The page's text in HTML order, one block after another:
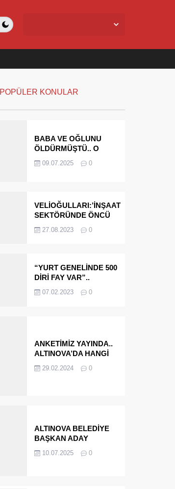
POPÜLER KONULAR
BABA VE OĞLUNU
ÖLDÜRMÜŞTÜ.. O
MİRASÇILARI
09.07.2025 0
VELİOĞULLARI:’İNŞAAT
SEKTÖRÜNDE ÖNCÜ
EDECEĞİZ’
27.08.2023 0
“YURT GENELİNDE 500
DİRİ FAY VAR”..
ÇINARCIK..
07.02.2023 0
ANKETİMİZ YAYINDA..
ALTINOVA’DA HANGİ
BAŞKANI OLARAK
29.02.2024 0
ALTINOVA BELEDİYE
BAŞKAN ADAY
MÜEBBET ALDI FİRAR
10.07.2025 0